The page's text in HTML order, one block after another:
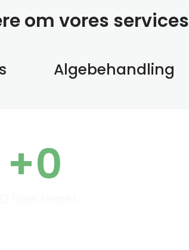
om vores services
Algebehandling
+0